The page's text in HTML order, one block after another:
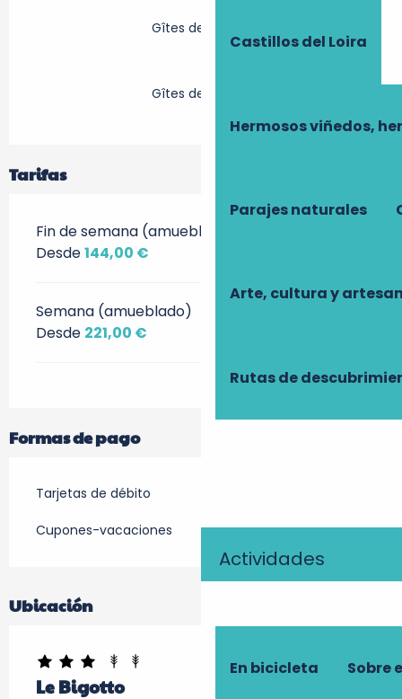
Castillos del Loira
Hermosos viñedos,
Parajes naturales
Arte, cultura y
Rutas de
Actividades
En bicicleta Sobre
Gîtes de France
Gîtes de France
Tarifas
Fin de semana (amueblado)
Desde144,00 €
Semana (amueblado)
Desde 221,00 €
Formas de pago
Tarjetas de débito
Cupones-vacaciones
Ubicación
Le Bigotto